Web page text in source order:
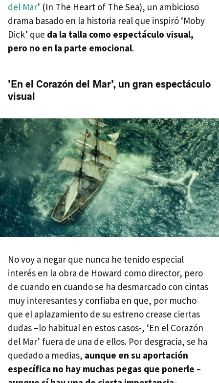
del Mar’ (In The Heart of The Sea), un ambicioso
drama basado en la historia real que inspiró ‘Moby
Dick’ que da la talla como espectáculo visual,
pero no en la parte emocional.
’En el Corazón del Mar’, un gran espectáculo
visual
No voy a negar que nunca he tenido especial
interés en la obra de Howard como director, pero
de cuando en cuando se ha desmarcado con cintas
muy interesantes y confiaba en que, por mucho
que el aplazamiento de su estreno crease ciertas
dudas –lo habitual en estos casos-, ‘En el Corazón
del Mar’ fuera de una de ellos. Por desgracia, se ha
quedado a medias, aunque en su aportación
específica no hay muchas pegas que ponerle –